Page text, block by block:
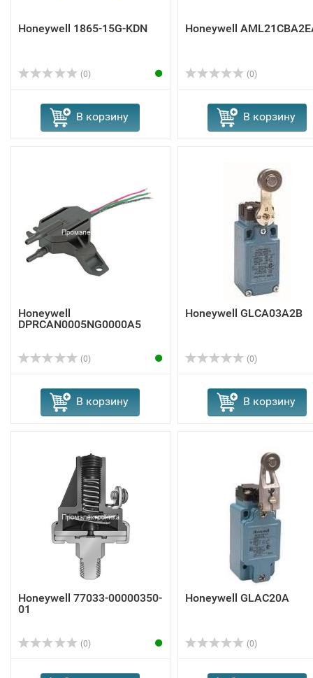
Honeywell 1865-15G-KDN
(0)
В корзину
Honeywell
(0)
В корзину
Honeywell
DPRCAN0005NG0000A5
(0)
В корзину
Honeywell GLCA03A2B
(0)
В корзину
Honeywell 77033-00000350-
01
(0)
Honeywell GLAC20A
(0)